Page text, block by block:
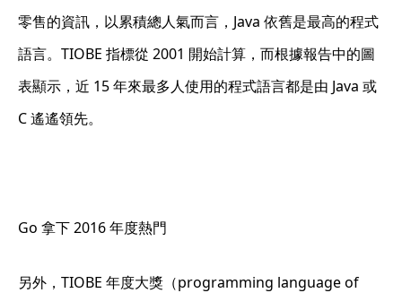
零售的資訊，以累積總人氣而言，Java 依舊是最高的程式
語言。TIOBE 指標從 2001 開始計算，而根據報告中的圖
表顯示，近 15 年來最多人使用的程式語言都是由 Java 或
C 遙遙領先。
Go 拿下 2016 年度熱門
另外，TIOBE 年度大獎（programming language of